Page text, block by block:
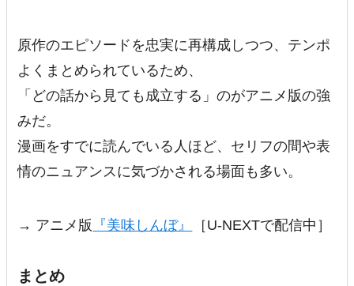
原作のエピソードを忠実に再構成しつつ、テンポ
よくまとめられているため、
「どの話から見ても成立する」のがアニメ版の強
みだ。
漫画をすでに読んでいる人ほど、セリフの間や表
情のニュアンスに気づかされる場面も多い。
→ アニメ版 『美味しんぼ』 ［U-NEXTで配信中］
まとめ